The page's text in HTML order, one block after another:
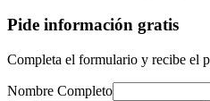
Pide información gratis
Completa el formulario y recibe el
Nombre Completo